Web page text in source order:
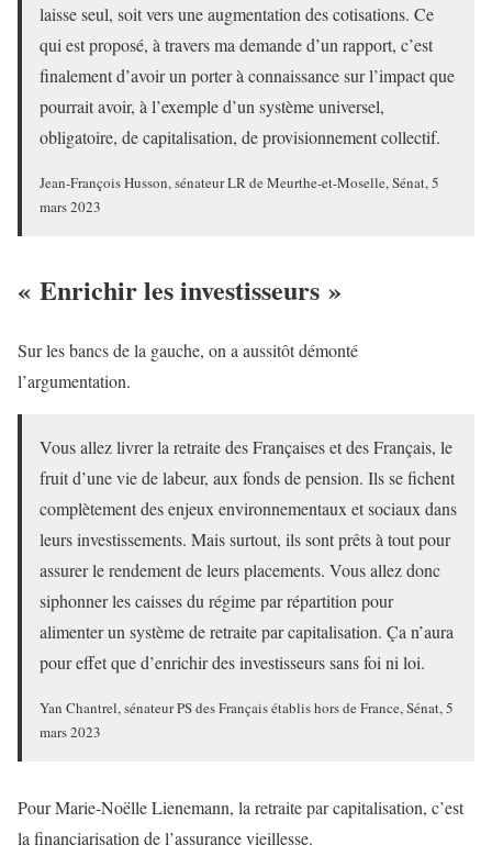
laisse seul, soit vers une augmentation des cotisations. Ce
qui est proposé, à travers ma demande d’un rapport, c’est
finalement d’avoir un porter à connaissance sur l’impact que
pourrait avoir, à l’exemple d’un système universel,
obligatoire, de capitalisation, de provisionnement collectif.
Jean-François Husson, sénateur LR de Meurthe-et-Moselle, Sénat, 5
mars 2023
« Enrichir les investisseurs »
Sur les bancs de la gauche, on a aussitôt démonté
l’argumentation.
Vous allez livrer la retraite des Françaises et des Français, le
fruit d’une vie de labeur, aux fonds de pension. Ils se fichent
complètement des enjeux environnementaux et sociaux dans
leurs investissements. Mais surtout, ils sont prêts à tout pour
assurer le rendement de leurs placements. Vous allez donc
siphonner les caisses du régime par répartition pour
alimenter un système de retraite par capitalisation. Ça n’aura
pour effet que d’enrichir des investisseurs sans foi ni loi.
Yan Chantrel, sénateur PS des Français établis hors de France, Sénat, 5
mars 2023
Pour Marie-Noëlle Lienemann, la retraite par capitalisation, c’est
la financiarisation de l’assurance vieillesse.